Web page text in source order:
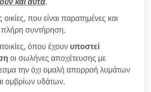
οικίες, που είναι παρατημένες και
συντήρηση.
όπου έχουν υποστεί
οι σωλήνες αποχέτευσης με
την όχι ομαλή απορροή λυμάτων
ομβρίων υδάτων.